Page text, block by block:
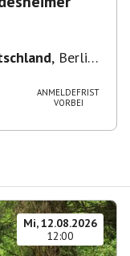
, Berlin-
ANMELDEFRIST
VORBEI
Mi, 12.08.2026
12:00